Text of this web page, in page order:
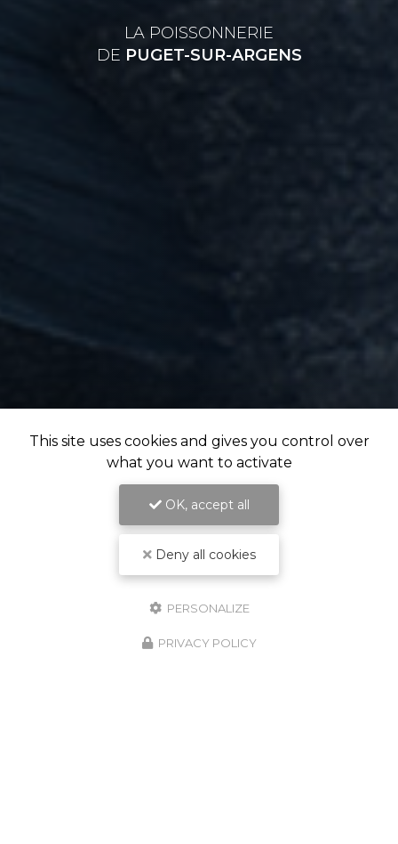
LA POISSONNERIE
DE PUGET-SUR-ARGENS
This site uses cookies and gives you control over
what you want to activate
OK, accept all
Deny all cookies
PERSONALIZE
PRIVACY POLICY